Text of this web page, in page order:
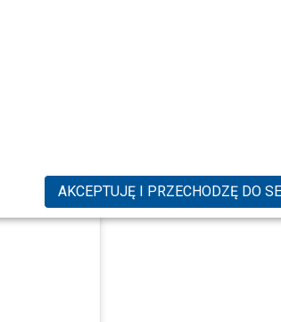
AKCEPTUJĘ I PRZECHODZĘ DO